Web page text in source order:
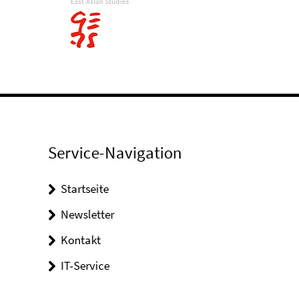
Service-Navigation
Startseite
Newsletter
Kontakt
IT-Service